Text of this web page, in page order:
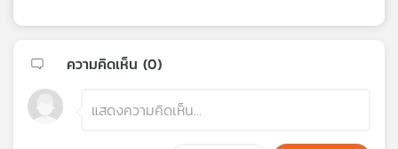
ความคิดเห็น (0)